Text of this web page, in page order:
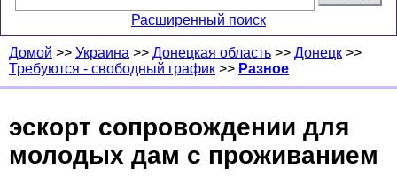
Расширенный поиск
Домой >> Украина >> Донецкая область >> Донецк >>
Требуются - свободный график >> Разное
эскорт сопровождении для
молодых дам с проживанием